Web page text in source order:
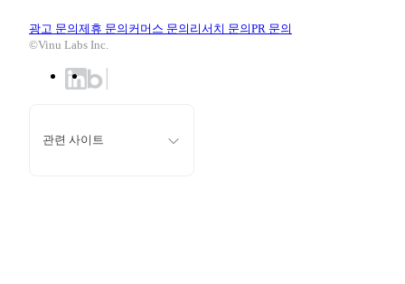
광고 문의제휴 문의 커머스 문의 리서치 문의PR 문의
©Vinu Labs Inc.
관련 사이트